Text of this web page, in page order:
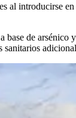
al introducirse
base de
sanitarios